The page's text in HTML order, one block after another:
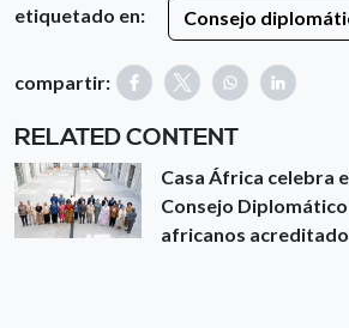
etiquetado en: Consejo
compartir:
RELATED CONTENT
Casa África celebra
Consejo
africanos